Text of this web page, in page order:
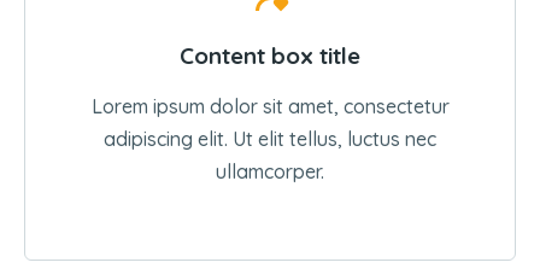
Content box title
Lorem ipsum dolor sit amet, consectetur
adipiscing elit. Ut elit tellus, luctus nec
ullamcorper.